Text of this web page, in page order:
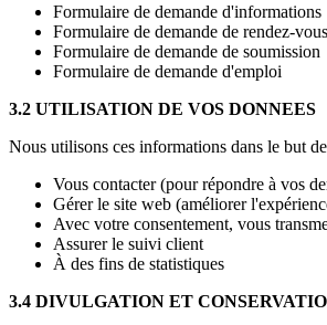
Formulaire de demande d'informations
Formulaire de demande de rendez-vous
Formulaire de demande de soumission
Formulaire de demande d'emploi
3.2 UTILISATION DE VOS DONNEES
Nous utilisons ces informations dans le but
Vous contacter (pour répondre à vos
Gérer le site web (améliorer
Avec votre consentement, vous
Assurer le suivi client
À des fins de statistiques
3.4 DIVULGATION ET